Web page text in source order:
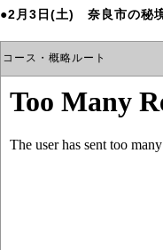
●2月3日(土) 奈良市の秘
コース・概略ルート